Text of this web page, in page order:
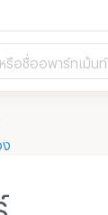
รือชื่ออพาร์ทเม้นท์
ง